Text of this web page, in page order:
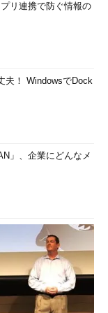
リ連携で防ぐ情報の
夫！ WindowsでDock
」、企業にどんなメ